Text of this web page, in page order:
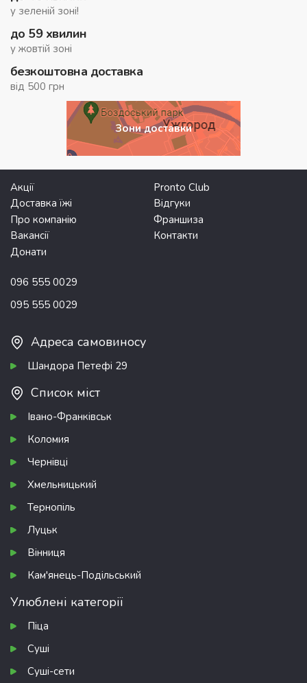
у зеленій зоні!
до 59 хвилин
у жовтій зоні
безкоштовна доставка
від 500 грн
Зони доставки
Акції
Pronto Club
Доставка їжі
Відгуки
Про компанію
Франшиза
Вакансії
Контакти
Донати
096 555 0029
095 555 0029
Адреса самовиносу
Шандора Петефі 29
Список міст
Івано-Франківськ
Коломия
Чернівці
Хмельницький
Тернопіль
Луцьк
Вінниця
Кам'янець-Подільський
Улюблені категорії
Піца
Суші
Суші-сети